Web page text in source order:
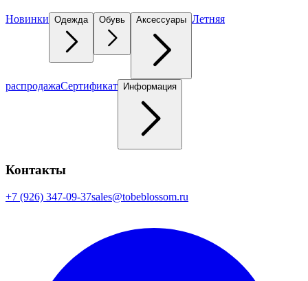
Новинки Одежда Обувь Аксессуары Летняя
распродажаСертификат Информация
Контакты
+7 (926) 347-09-37sales@tobeblossom.ru